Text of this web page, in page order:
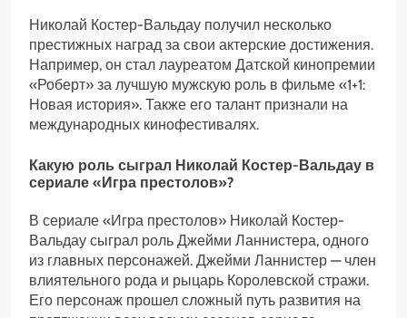
Николай Костер-Вальдау получил несколько
престижных наград за свои актерские достижения.
Например, он стал лауреатом Датской кинопремии
«Роберт» за лучшую мужскую роль в фильме «1+1:
Новая история». Также его талант признали на
международных кинофестивалях.
Какую роль сыграл Николай Костер-Вальдау в
сериале «Игра престолов»?
В сериале «Игра престолов» Николай Костер-
Вальдау сыграл роль Джейми Ланнистера, одного
из главных персонажей. Джейми Ланнистер — член
влиятельного рода и рыцарь Королевской стражи.
Его персонаж прошел сложный путь развития на